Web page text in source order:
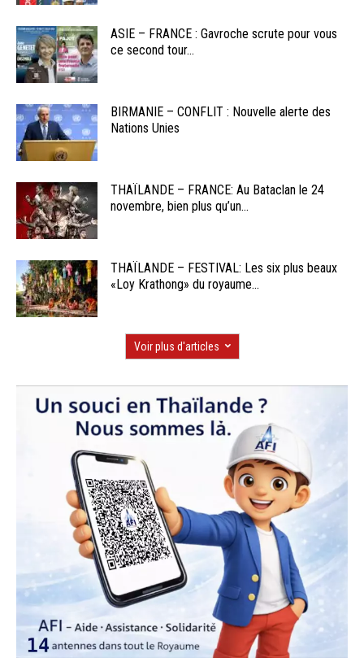
ASIE – FRANCE : Gavroche scrute pour vous
ce second tour...
BIRMANIE – CONFLIT : Nouvelle alerte des
Nations Unies
THAÏLANDE – FRANCE: Au Bataclan le 24
novembre, bien plus qu’un...
THAÏLANDE – FESTIVAL: Les six plus beaux
«Loy Krathong» du royaume...
Voir plus d'articles